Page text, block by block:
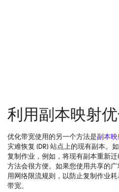
利用副本映射
优化带宽使用的另一个方法是副本
灾难恢复 (DR) 站点上的现有副本。
复制作业，例如，将现有副本重新
方法会很方便。如果您使用共享的
用网络限流规则，以防止复制作业
带宽。